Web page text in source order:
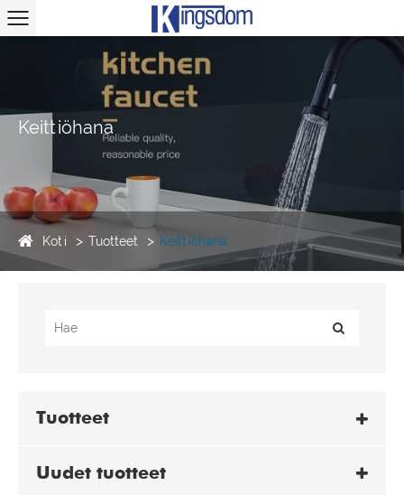
Keittiöhana
Koti Tuotteet Keittiöhana
Tuotteet
Uudet tuotteet